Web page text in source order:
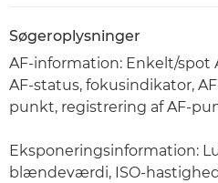
Søgeroplysninger
AF-information: Enkelt/spot
AF-status, fokusindikator,
punkt, registrering af AF-
Eksponeringsinformation:
blændeværdi, ISO-hastighed